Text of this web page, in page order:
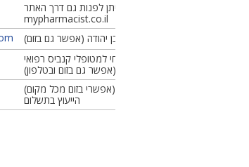
ניתן לפנות גם דרך האתר
mypharmacist.co.il
מקבלת באבן יהודה (אפשר גם בזום)
ייעוץ רוקחי למטופלי קנביס רפואי
(אפשר גם בזום ובטלפון)
איזור מרכז (אפשרי בזום מכל מקום)
הייעוץ בתשלום